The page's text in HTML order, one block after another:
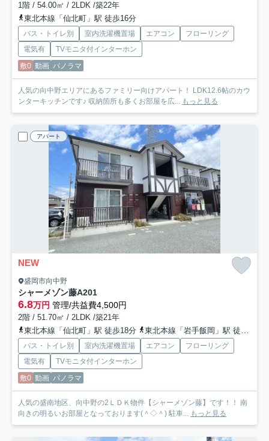
1階 / 54.00㎡ / 2LDK /築22年
東北本線「仙北町」駅 徒歩16分
バス・トイレ別 室内洗濯機置場 エアコン
フローリング
電気有
TVモニタ付インターホン
敷0 動画 パノラマ
人気の向中野エリアにあるファミリー向けアパート！ LDK12.6帖のカウ
ンターキッチンです♪ 収納箇所も多くお部屋を広... もっと見る
アパート
NEW
盛岡市向中野
シャーメゾン藤A201
6.8万円 管理/共益費4,500円
2階 / 51.70㎡ / 2LDK /築21年
東北本線「仙北町」駅 徒歩18分
東北本線「岩手飯岡」駅 徒歩42分
バス・トイレ別 室内洗濯機置場 エアコン
フローリング
電気有
TVモニタ付インターホン
敷0 動画 パノラマ
人気の盛南地区、向中野の2ＬＤＫ物件【シャーメゾン藤】です！！ 南
向きの明るいお部屋となっております(＾◇＾) 駐車... もっと見る